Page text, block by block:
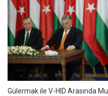
Gülermak ile V-HID Arasında